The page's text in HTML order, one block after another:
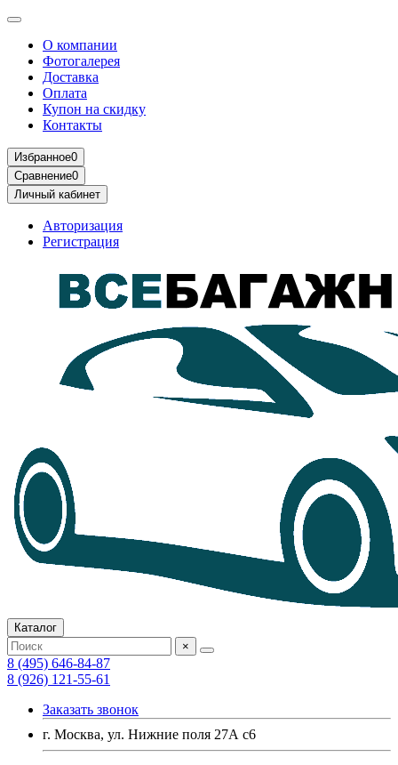
О компании
Фотогалерея
Доставка
Оплата
Купон на скидку
Контакты
Избранное0
Сравнение0
Личный кабинет
Авторизация
Регистрация
Каталог
×
8 (495) 646-84-87
8 (926) 121-55-61
Заказать звонок
г. Москва, ул. Нижние поля 27А с6